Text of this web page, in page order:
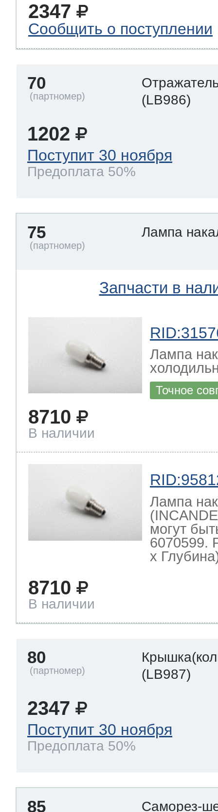
2347
Сообщить о поступлении
70
(LB986)
1202
Поступит 30 ноября
Предоплата 50%
75 Лампа
Запчасти в
Лампа
Точное
8710
В наличии
Лампа
могут
6070599.
х
8710
В наличии
80
(LB987)
2347
Поступит 30 ноября
Предоплата 50%
85 Саморез-